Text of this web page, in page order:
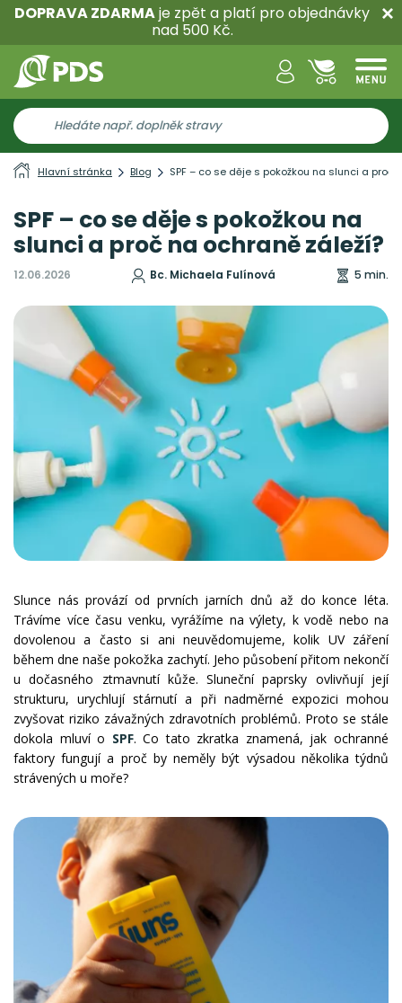
DOPRAVA ZDARMAje zpět a platí pro objednávky
nad 500 Kč.
Hlavní stránka Blog SPF – co se děje s pokožkou na slunci a proč
SPF – co se děje s pokožkou na
slunci a proč na ochraně záleží?
12.06.2026 Bc. Michaela Fulínová 5 min.
Slunce nás provází od prvních jarních dnů až do konce léta.
Trávíme více času venku, vyrážíme na výlety, k vodě nebo na
dovolenou a často si ani neuvědomujeme, kolik UV záření
během dne naše pokožka zachytí. Jeho působení přitom nekončí
u dočasného ztmavnutí kůže. Sluneční paprsky ovlivňují její
strukturu, urychlují stárnutí a při nadměrné expozici mohou
zvyšovat riziko závažných zdravotních problémů. Proto se stále
dokola mluví o SPF. Co tato zkratka znamená, jak ochranné
faktory fungují a proč by neměly být výsadou několika týdnů
strávených u moře?